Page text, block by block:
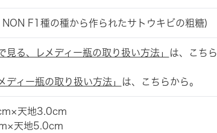
F1種の種から作られたサトウキビの粗糖)
見る、レメディー瓶の取り扱い方法」
は、こちら
ディー瓶の取り扱い方法」
は、こちらから。
天地3.0cm
天地5.0cm